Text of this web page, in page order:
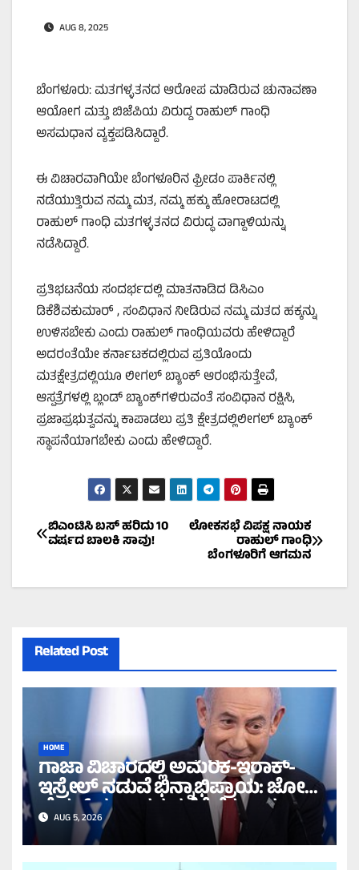
AUG 8, 2025
ಬೆಂಗಳೂರು: ಮತಗಳ್ಳತನದ ಆರೋಪ ಮಾಡಿರುವ ಚುನಾವಣಾ
ಆಯೋಗ ಮತ್ತು ಬಿಜೆಪಿಯ ವಿರುದ್ದ ರಾಹುಲ್‌ ಗಾಂಧಿ
ಅಸಮಧಾನ ವ್ಯಕ್ತಪಡಿಸಿದ್ದಾರೆ.
ಈ ವಿಚಾರವಾಗಿಯೇ ಬೆಂಗಳೂರಿನ ಫ್ರೀಡಂ ಪಾರ್ಕಿನಲ್ಲಿ
ನಡೆಯುತ್ತಿರುವ ನಮ್ಮ ಮತ, ನಮ್ಮ ಹಕ್ಕು ಹೋರಾಟದಲ್ಲಿ
ರಾಹುಲ್‌ ಗಾಂಧಿ ಮತಗಳ್ಳತನದ ವಿರುದ್ಧ ವಾಗ್ದಾಳಿಯನ್ನು
ನಡೆಸಿದ್ದಾರೆ.
ಪ್ರತಿಭಟನೆಯ ಸಂದರ್ಭದಲ್ಲಿ ಮಾತನಾಡಿದ ಡಿಸಿಎಂ
ಡಿಕೆಶಿವಕುಮಾರ್‌ , ಸಂವಿಧಾನ ನೀಡಿರುವ ನಮ್ಮ ಮತದ ಹಕ್ಕನ್ನು
ಉಳಿಸಬೇಕು ಎಂದು ರಾಹುಲ್‌ ಗಾಂಧಿಯವರು ಹೇಳಿದ್ದಾರೆ
ಅದರಂತೆಯೇ ಕರ್ನಾಟಕದಲ್ಲಿರುವ ಪ್ರತಿಯೊಂದು
ಮತಕ್ಷೇತ್ರದಲ್ಲಿಯೂ ಲೀಗಲ್‌ ಬ್ಯಾಂಕ್‌ ಆರಂಭಿಸುತ್ತೇವೆ,
ಆಸ್ಪತ್ರೆಗಳಲ್ಲಿ ಬ್ಲಂಡ್‌ ಬ್ಯಾಂಕ್‌ಗಳಿರುವಂತೆ ಸಂವಿಧಾನ ರಕ್ಷಿಸಿ,
ಪ್ರಜಾಪ್ರಭುತ್ವವನ್ನು ಕಾಪಾಡಲು ಪ್ರತಿ ಕ್ಷೇತ್ರದಲ್ಲಿಲೀಗಲ್‌ ಬ್ಯಾಂಕ್‌
ಸ್ಥಾಪನೆಯಾಗಬೇಕು ಎಂದು ಹೇಳಿದ್ದಾರೆ.
Post ಲೋಕಸಭೆ ವಿಪಕ್ಷ ನಾಯಕ
ರಾಹುಲ್‌ ಗಾಂಧಿ
ಬೆಂಗಳೂರಿಗೆ ಆಗಮನ
ಬಿಎಂಟಿಸಿ ಬಸ್‌ ಹರಿದು 10
ವರ್ಷದ ಬಾಲಕಿ ಸಾವು!
Related Post
HOME
ಗಾಜಾ ವಿಚಾರದಲ್ಲಿ ಅಮೆರಿಕ-ಇರಾಕ್-
ಇಸ್ರೇಲ್ ನಡುವೆ ಭಿನ್ನಾಭಿಪ್ರಾಯ: ಜೋ
ಬೈಡನ್ ಸರ್ಕಾರದ ನಡೆಗೆ ನೆತನ್ಯಾಹು
ವಿರೋಧ!
AUG 5, 2026